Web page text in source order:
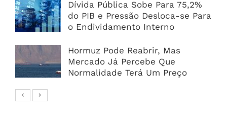
Dívida Pública Sobe Para 75,2%
do PIB e Pressão Desloca-se Para
o Endividamento Interno
Hormuz Pode Reabrir, Mas
Mercado Já Percebe Que
Normalidade Terá Um Preço